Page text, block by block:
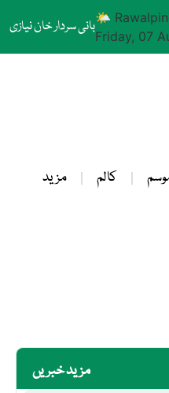
بانی سردار خان نیازی🌤
Friday, 07
کالم مزید
مزید خبریں